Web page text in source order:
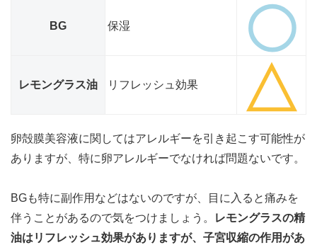
BG 保湿
レモングラス油 リフレッシュ効果
卵殻膜美容液に関してはアレルギーを引き起こす可能性が
ありますが、特に卵アレルギーでなければ問題ないです。
BGも特に副作用などはないのですが、目に入ると痛みを
伴うことがあるので気をつけましょう。
レモングラスの精
油はリフレッシュ効果がありますが、子宮収縮の作用があ